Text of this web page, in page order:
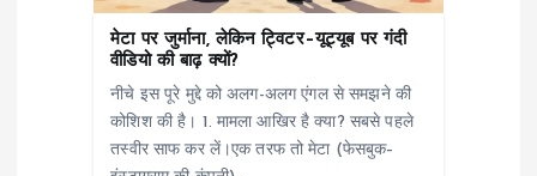
मेटा पर जुर्माना, लेकिन ट्विटर–यूट्यूब पर गंदी
वीडियो की बाढ़ क्यों?
नीचे इस पूरे मुद्दे को अलग-अलग एंगल से समझने की
कोशिश की है। 1. मामला आखिर है क्या? सबसे पहले
तस्वीर साफ कर लें।एक तरफ तो मेटा (फेसबुक–